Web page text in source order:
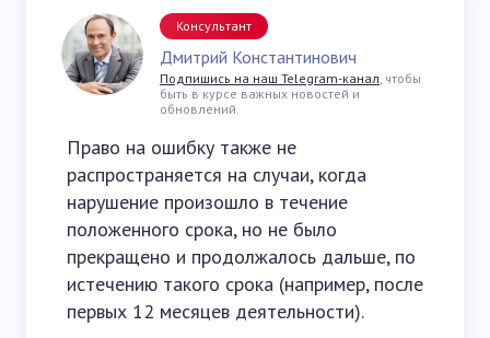
Консультант
Дмитрий Константинович
Подпишись на наш Telegram-канал, чтобы
быть в курсе важных новостей и
обновлений.
Право на ошибку также не
распространяется на случаи, когда
нарушение произошло в течение
положенного срока, но не было
прекращено и продолжалось дальше, по
истечению такого срока (например, после
первых 12 месяцев деятельности).